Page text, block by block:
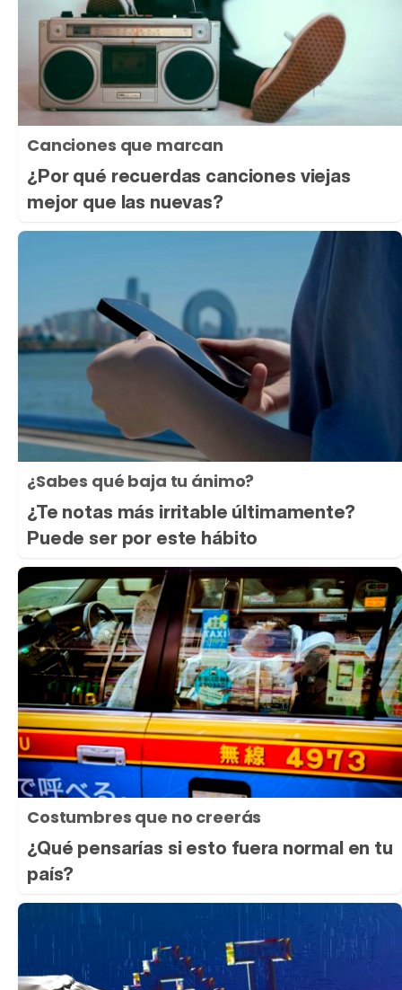
Canciones que marcan
¿Por qué recuerdas canciones viejas
mejor que las nuevas?
¿Sabes qué baja tu ánimo?
¿Te notas más irritable últimamente?
Puede ser por este hábito
Costumbres que no creerás
¿Qué pensarías si esto fuera normal en tu
país?